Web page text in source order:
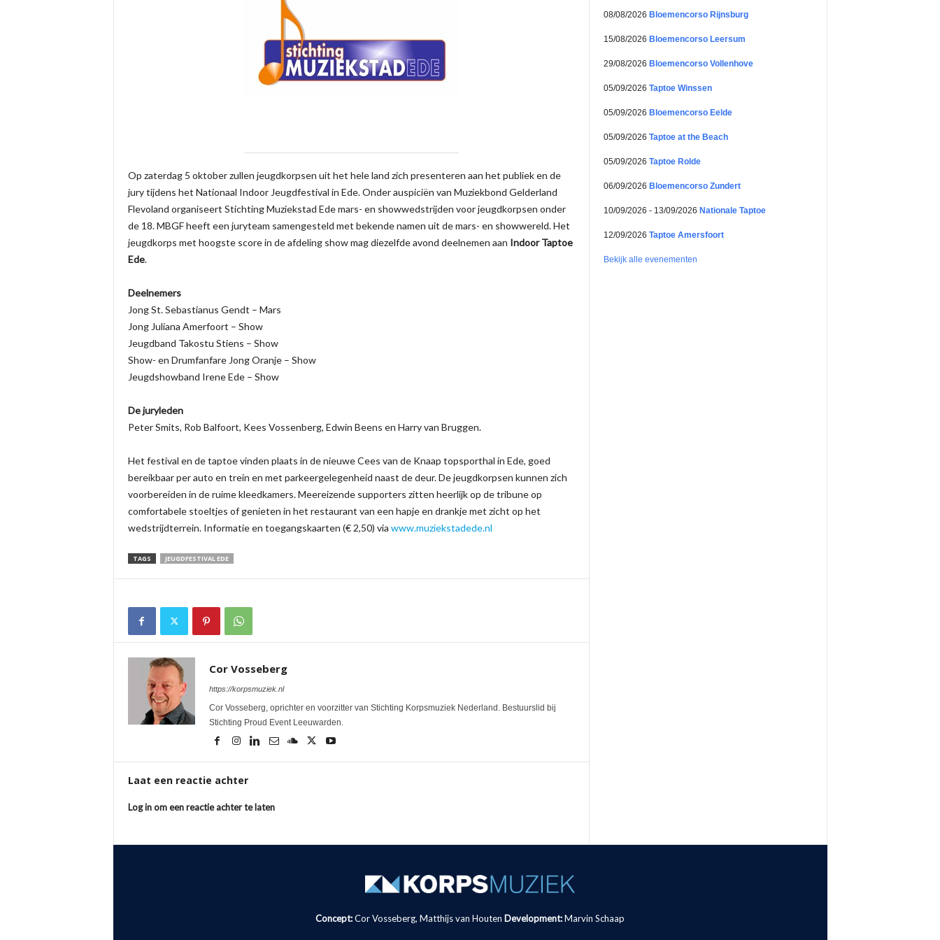
Op zaterdag 5 oktober zullen jeugdkorpsen uit het hele land zich presenteren aan het publiek en de
jury tijdens het Nationaal Indoor Jeugdfestival in Ede. Onder auspiciën van Muziekbond Gelderland
Flevoland organiseert Stichting Muziekstad Ede mars- en showwedstrijden voor jeugdkorpsen onder
de 18. MBGF heeft een juryteam samengesteld met bekende namen uit de mars- en showwereld. Het
jeugdkorps met hoogste score in de afdeling show mag diezelfde avond deelnemen aan Indoor Taptoe
Ede.
Deelnemers
Jong St. Sebastianus Gendt – Mars
Jong Juliana Amerfoort – Show
Jeugdband Takostu Stiens – Show
Show- en Drumfanfare Jong Oranje – Show
Jeugdshowband Irene Ede – Show
De juryleden
Peter Smits, Rob Balfoort, Kees Vossenberg, Edwin Beens en Harry van Bruggen.
Het festival en de taptoe vinden plaats in de nieuwe Cees van de Knaap topsporthal in Ede, goed
bereikbaar per auto en trein en met parkeergelegenheid naast de deur. De jeugdkorpsen kunnen zich
voorbereiden in de ruime kleedkamers. Meereizende supporters zitten heerlijk op de tribune op
comfortabele stoeltjes of genieten in het restaurant van een hapje en drankje met zicht op het
wedstrijdterrein. Informatie en toegangskaarten (€ 2,50) via www.muziekstadede.nl
TAGS JEUGDFESTIVAL EDE
Cor Vosseberg
https://korpsmuziek.nl
Cor Vosseberg, oprichter en voorzitter van Stichting Korpsmuziek Nederland. Bestuurslid bij
Stichting Proud Event Leeuwarden.
Laat een reactie achter
Log in om een reactie achter te laten
08/08/2026 Bloemencorso Rijnsburg
15/08/2026 Bloemencorso Leersum
29/08/2026 Bloemencorso Vollenhove
05/09/2026 Taptoe Winssen
05/09/2026 Bloemencorso Eelde
05/09/2026 Taptoe at the Beach
05/09/2026 Taptoe Rolde
06/09/2026 Bloemencorso Zundert
10/09/2026 - 13/09/2026 Nationale Taptoe
12/09/2026 Taptoe Amersfoort
Bekijk alle evenementen
Concept:Cor Vosseberg, Matthijs van Houten Development:Marvin Schaap